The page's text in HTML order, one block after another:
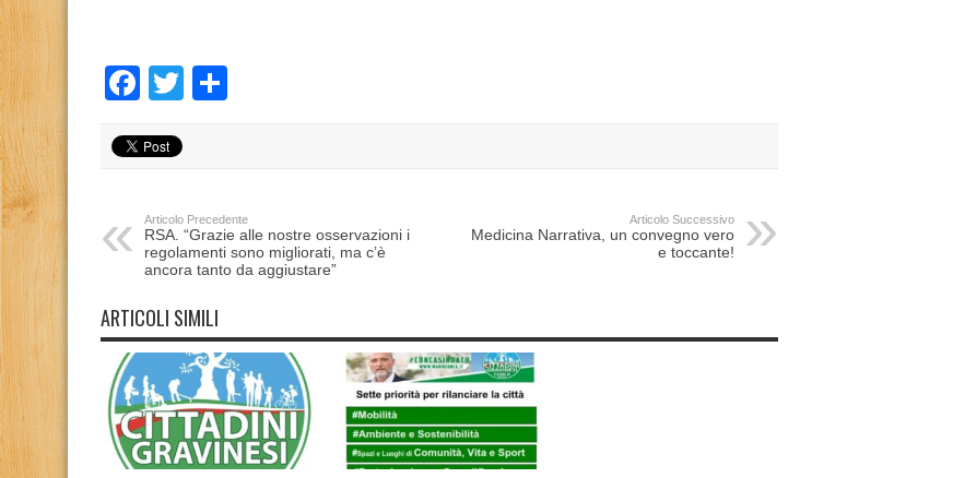
Facebook
Twitter
Articolo Precedente
RSA. “Grazie alle nostre osservazioni i
regolamenti sono migliorati, ma c’è
ancora tanto da aggiustare”
Articolo Successivo
Medicina Narrativa, un convegno vero
e toccante!
ARTICOLI SIMILI